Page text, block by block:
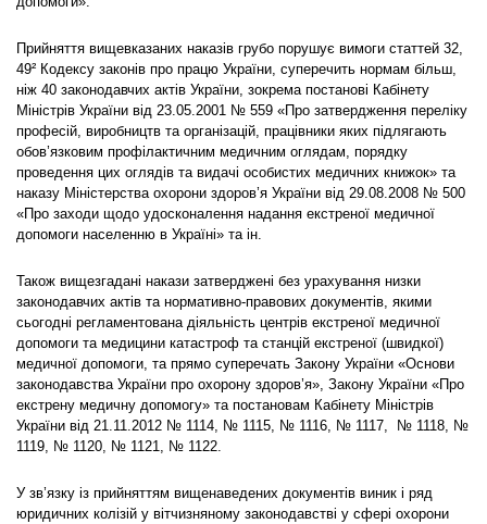
Прийняття вищевказаних наказів грубо порушує вимоги статтей 32,
49² Кодексу законів про працю України, суперечить нормам більш,
ніж 40 законодавчих актів України, зокрема постанові Кабінету
Міністрів України від 23.05.2001 № 559 «Про затвердження переліку
професій, виробництв та організацій, працівники яких підлягають
обов’язковим профілактичним медичним оглядам, порядку
проведення цих оглядів та видачі особистих медичних книжок» та
наказу Міністерства охорони здоров’я України від 29.08.2008 № 500
«Про заходи щодо удосконалення надання екстреної медичної
допомоги населенню в Україні» та ін.
Також вищезгадані накази затверджені без урахування низки
законодавчих актів та нормативно-правових документів, якими
сьогодні регламентована діяльність центрів екстреної медичної
допомоги та медицини катастроф та станцій екстреної (швидкої)
медичної допомоги, та прямо суперечать Закону України «Основи
законодавства України про охорону здоров’я», Закону України «Про
екстрену медичну допомогу» та постановам Кабінету Міністрів
України від 21.11.2012 № 1114, № 1115, № 1116, № 1117, № 1118, №
1119, № 1120, № 1121, № 1122.
У зв’язку із прийняттям вищенаведених документів виник і ряд
юридичних колізій у вітчизняному законодавстві у сфері охорони